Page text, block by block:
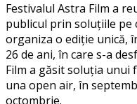
Festivalul Astra Film a
publicul prin soluţiile pe
organiza o ediţie unică,
26 de ani, în care s-a
Film a găsit soluţia unui
una open air, în
octombrie.